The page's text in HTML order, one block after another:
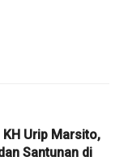
KH Urip Marsito,
Santunan di